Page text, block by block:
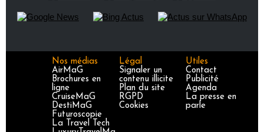
Nos médias
AirMaG
Brochures en
ligne
CruiseMaG
DestiMaG
Futuroscopie
La Travel Tech
Légal
Signaler un
contenu illicite
Plan du site
RGPD
Cookies
Utiles
Contact
Publicité
Agenda
La presse en
parle